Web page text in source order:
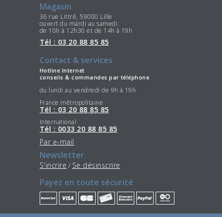
Magasin
36 rue Littré, 59000 Lille
ouvert du mardi au samedi
de 10h à 12h30 et de 14h à 19h
Tél : 03 20 88 85 85
Contact & services
Hotline Internet
conseils & commandes par téléphone
du lundi au vendredi de 9h à 19h
France métropolitaine
Tél : 03 20 88 85 85
International
Tél : 0033 20 88 85 85
Par e-mail
Newsletter
S'incrire / Se désinscrire
Payez en toute sécurité